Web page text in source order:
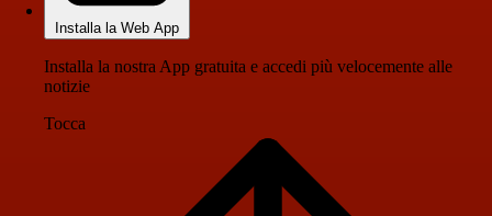
Installa la Web App
Installa la nostra App gratuita e accedi più velocemente alle
notizie
Tocca